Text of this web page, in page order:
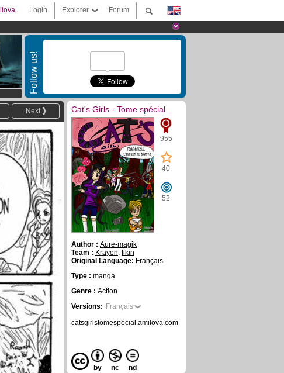
Forum
Explorer
Login
Follow us!
Next Cat's Girls - Tome spécial
955
40
52
Author : Aure-magik
Team : Krayon, fikiri
Original Language: Français
Type : manga
Genre : Action
Versions: Français
catsgirlstomespecial.amilova.com
by nc nd